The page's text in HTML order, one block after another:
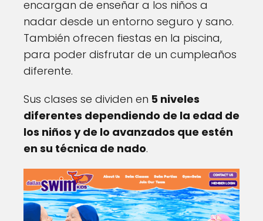
encargan de enseñar a los niños a
nadar desde un entorno seguro y sano.
También ofrecen fiestas en la piscina,
para poder disfrutar de un cumpleaños
diferente.
Sus clases se dividen en 5 niveles
diferentes dependiendo de la edad de
los niños y de lo avanzados que estén
en su técnica de nado.